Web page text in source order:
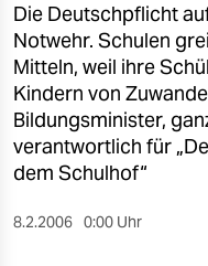
kultur
sport
berlin
nord
wahrheit
Die Deutschpflicht
Notwehr. Schulen
Mitteln, weil ihre
Kindern von
Bildungsminister,
verantwortlich für
dem Schulhof“
8.2.2006 0:00 Uhr